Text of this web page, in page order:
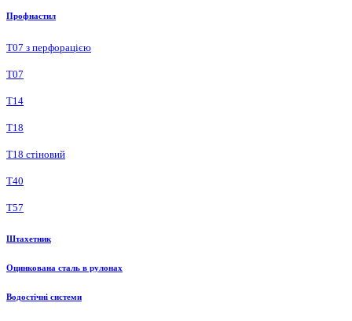
Профнастил
Т07 з перфорацією
Т07
Т14
Т18
Т18 стіновий
Т40
Т57
Штахетник
Оцинкована сталь в рулонах
Водостічні системи